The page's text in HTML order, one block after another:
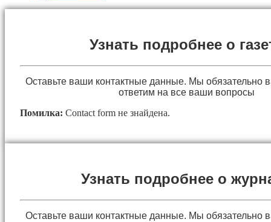
Узнать подробнее о
Оставьте ваши контактные данные. Мы обязательно
ответим на все ваши вопросы
Помилка: Contact form не знайдена.
Узнать подробнее о
Оставьте ваши контактные данные. Мы обязательно